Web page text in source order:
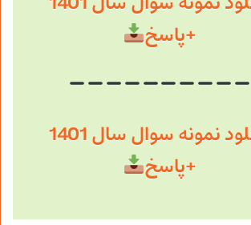
+پاسخ
دانلود نمونه سوال سال 1401
+پاسخ